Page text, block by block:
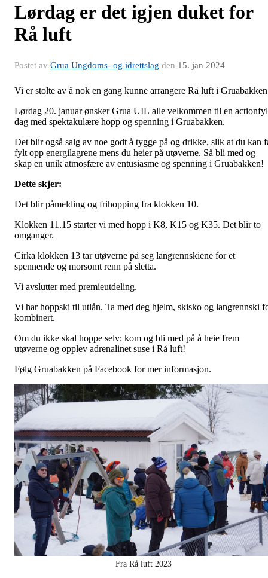
Lørdag er det igjen duket for
Rå luft
Postet av Grua Ungdoms- og idrettslag den 15. jan 2024
Vi er stolte av å nok en gang kunne arrangere Rå luft i
Lørdag 20. januar ønsker Grua UIL alle velkommen til en
dag med spektakulære hopp og spenning i Gruabakken.
Det blir også salg av noe godt å tygge på og drikke, slik at du kan
fylt opp energilagrene mens du heier på utøverne. Så bli med og
skap en unik atmosfære av entusiasme og spenning i Gruabakken!
Dette skjer:
Det blir påmelding og frihopping fra klokken 10.
Klokken 11.15 starter vi med hopp i K8, K15 og K35. Det blir to
omganger.
Cirka klokken 13 tar utøverne på seg langrennskiene for et
spennende og morsomt renn på sletta.
Vi avslutter med premieutdeling.
Vi har hoppski til utlån. Ta med deg hjelm, skisko og langrennski
kombinert.
Om du ikke skal hoppe selv; kom og bli med på å heie frem
utøverne og opplev adrenalinet suse i Rå luft!
Følg Gruabakken på Facebook for mer informasjon.
Fra Rå luft 2023